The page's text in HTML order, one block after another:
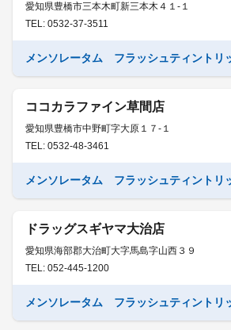
愛知県豊橋市三本木町新三本木４１-１
TEL: 0532-37-3511
メンソレータム フラッシュティント
ココカラファイン草間店
愛知県豊橋市中野町字大原１７-１
TEL: 0532-48-3461
メンソレータム フラッシュティント
ドラッグスギヤマ大治店
愛知県海部郡大治町大字馬島字山西３９
TEL: 052-445-1200
メンソレータム フラッシュティント